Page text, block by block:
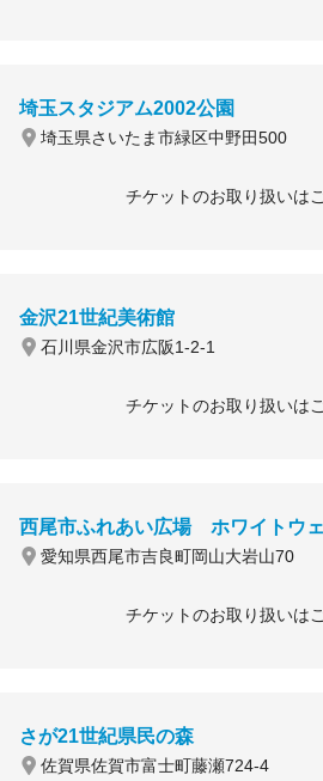
埼玉スタジアム2002公園
埼玉県さいたま市緑区中野田500
チケットのお取り扱いは
金沢21世紀美術館
石川県金沢市広阪1-2-1
チケットのお取り扱いは
西尾市ふれあい広場 ホワイトウ
愛知県西尾市吉良町岡山大岩山70
チケットのお取り扱いは
さが21世紀県民の森
佐賀県佐賀市富士町藤瀬724-4